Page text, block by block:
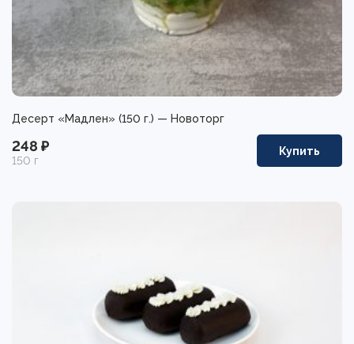
Десерт «Мадлен» (150 г.) — Новоторг
248 ₽
150 г
Купить